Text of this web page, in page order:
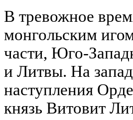
В тревожное
монгольским
части, Юго-
и Литвы. На
наступления
князь Витовит